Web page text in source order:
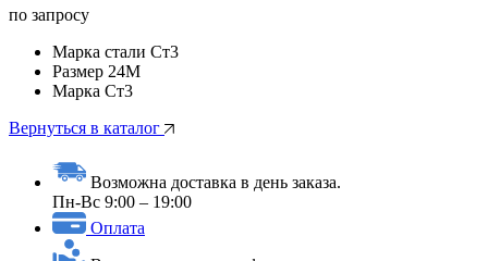
по запросу
Марка стали Ст3
Размер 24М
Марка Ст3
Вернуться в каталог
Возможна доставка в день заказа.
Пн-Вс 9:00 – 19:00
Оплата